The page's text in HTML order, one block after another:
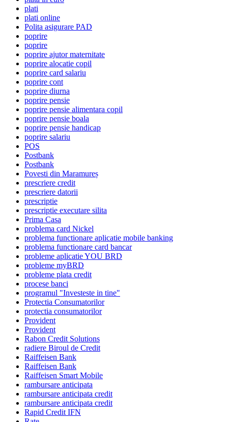
plati
plati online
Polita asigurare PAD
poprire
poprire
poprire ajutor maternitate
poprire alocatie copil
poprire card salariu
poprire cont
poprire diurna
poprire pensie
poprire pensie alimentara copil
poprire pensie boala
poprire pensie handicap
poprire salariu
POS
Postbank
Postbank
Povesti din Maramureș
prescriere credit
prescriere datorii
prescriptie
prescriptie executare silita
Prima Casa
problema card Nickel
problema functionare aplicatie mobile banking
problema functionare card bancar
probleme aplicatie YOU BRD
probleme myBRD
probleme plata credit
procese banci
programul "Investeste in tine"
Protectia Consumatorilor
protectia consumatorilor
Provident
Provident
Rabon Credit Solutions
radiere Biroul de Credit
Raiffeisen Bank
Raiffeisen Bank
Raiffeisen Smart Mobile
rambursare anticipata
rambursare anticipata credit
rambursare anticipata credit
Rapid Credit IFN